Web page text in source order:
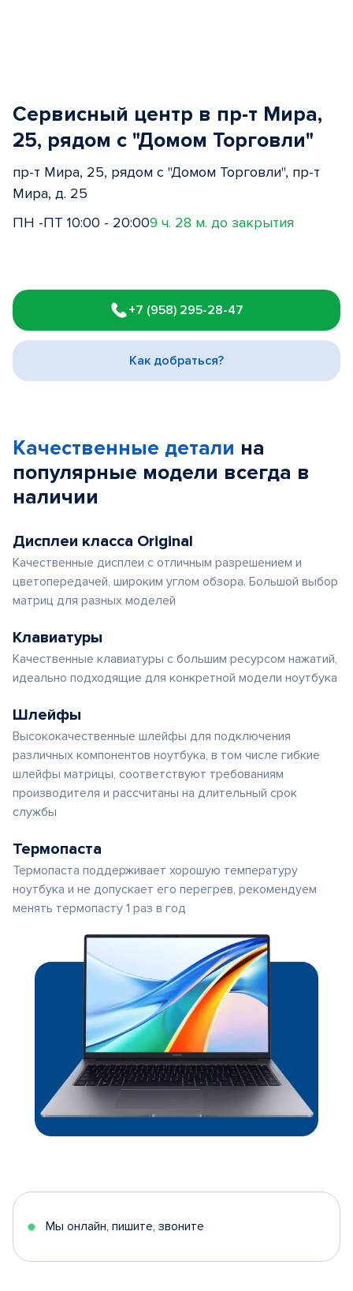
Сервисный центр в пр-т Мира,
25, рядом с "Домом Торговли"
пр-т Мира, 25, рядом с "Домом Торговли", пр-т
Мира, д. 25
ПН -ПТ 10:00 - 20:009 ч. 28 м. до закрытия
1
of
3
+7 (958) 295-28-47
Как добраться?
Качественные детали на
популярные модели всегда в
наличии
Дисплеи класса Original
Качественные дисплеи с отличным разрешением и
цветопередачей, широким углом обзора. Большой выбор
матриц для разных моделей
Клавиатуры
Качественные клавиатуры с большим ресурсом нажатий,
идеально подходящие для конкретной модели ноутбука
Шлейфы
Высококачественные шлейфы для подключения
различных компонентов ноутбука, в том числе гибкие
шлейфы матрицы, соответствуют требованиям
производителя и рассчитаны на длительный срок
службы
Термопаста
Термопаста поддерживает хорошую температуру
ноутбука и не допускает его перегрев, рекомендуем
менять термопасту 1 раз в год
Мы онлайн, пишите, звоните